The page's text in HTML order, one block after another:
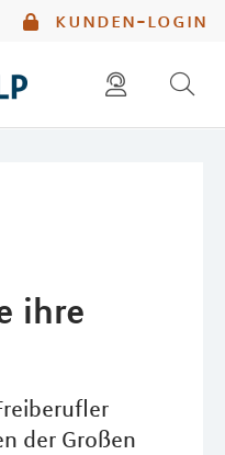
kunden-login
ihre
der Großen